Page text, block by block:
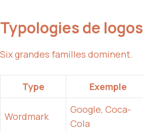
Typologies de logos
Six grandes familles dominent.
Type Exemple
Wordmark
Google, Coca-
Cola